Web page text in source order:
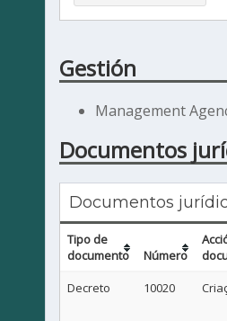
Gestión
Management
Documentos
Documentos
Tipo de
documento
Número
Decreto
10020